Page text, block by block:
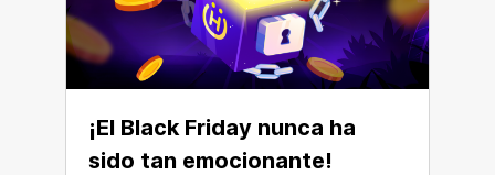
¡El Black Friday nunca ha
sido tan emocionante!